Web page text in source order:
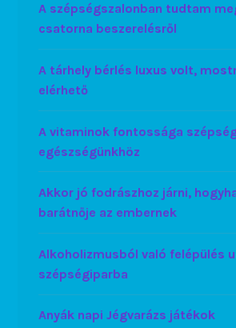
A szépségszalonban tudtam
csatorna beszerelésről
A tárhely bérlés luxus volt,
elérhető
A vitaminok fontossága
egészségünkhöz
Akkor jó fodrászhoz járni,
barátnője az embernek
Alkoholizmusból való felépülés
szépségiparba
Anyák napi Jégvarázs játékok